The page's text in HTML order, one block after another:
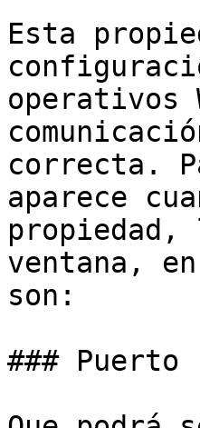
Esta
operativos
correcta.
aparece
propiedad,
ventana,
son:
### Puerto